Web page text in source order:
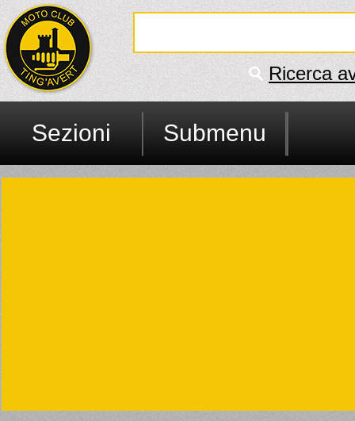
Ricerca
Sezioni Submenu